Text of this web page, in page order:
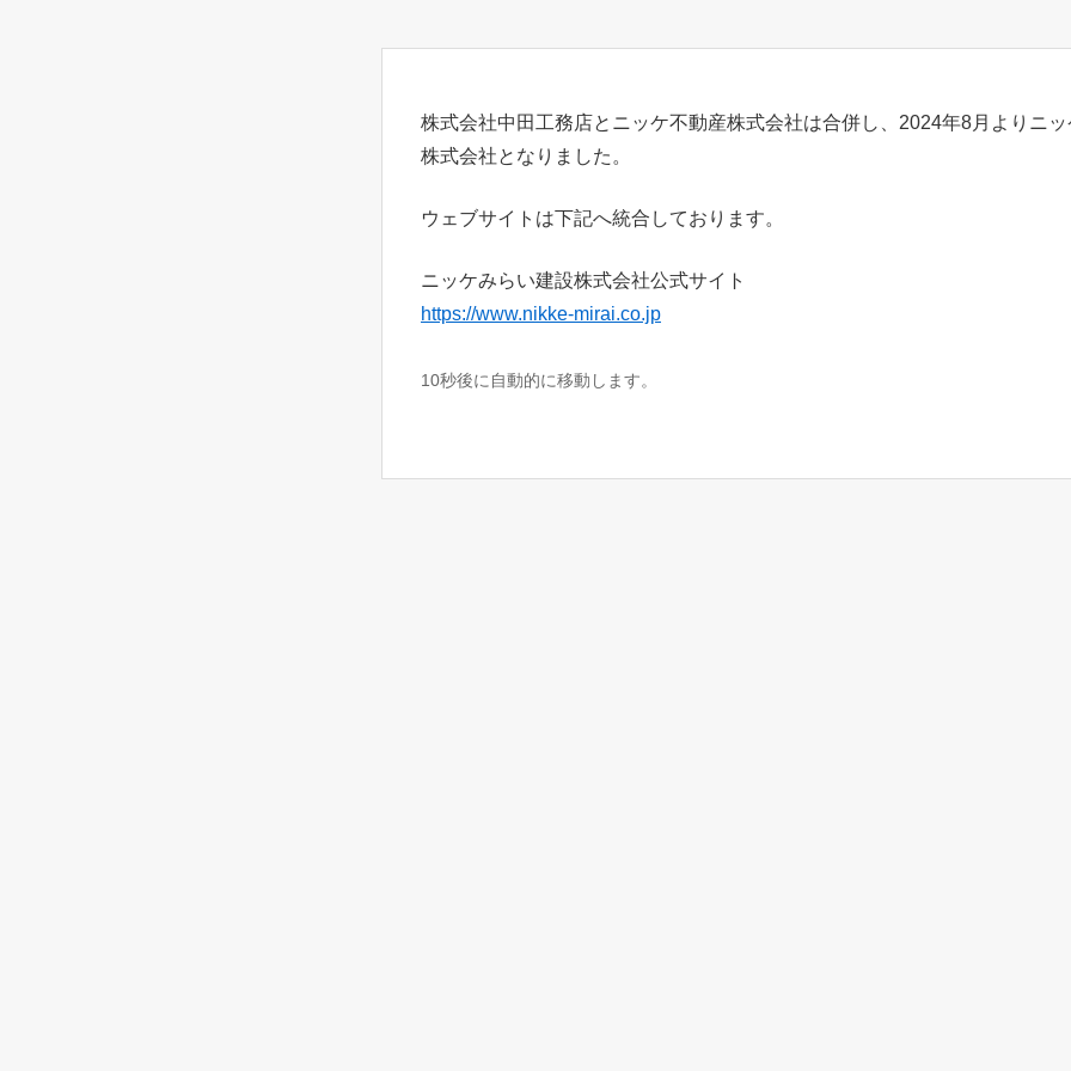
株式会社中田工務店とニッケ不動産株式会社は合併し、2024年8月よりニ
株式会社となりました。
ウェブサイトは下記へ統合しております。
ニッケみらい建設株式会社公式サイト
https://www.nikke-mirai.co.jp
10秒後に自動的に移動します。